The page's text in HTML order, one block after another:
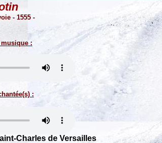
- 1555 -
musique :
:
Charles de Versailles